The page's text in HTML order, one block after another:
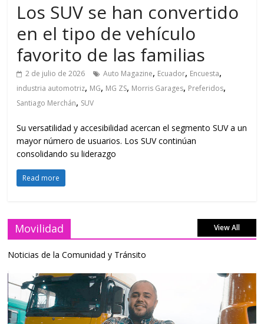
Los SUV se han convertido
en el tipo de vehículo
favorito de las familias
2 de julio de 2026 Auto Magazine, Ecuador, Encuesta,
industria automotriz, MG, MG ZS, Morris Garages, Preferidos,
Santiago Merchán, SUV
Su versatilidad y accesibilidad acercan el segmento SUV a un
mayor número de usuarios. Los SUV continúan
consolidando su liderazgo
Read more
Movilidad View All
Noticias de la Comunidad y Tránsito